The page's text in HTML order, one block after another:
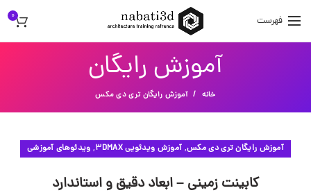
فهرست 0
آموزش رایگان
خانه آموزش رایگان تری دی مکس
آموزش رایگان تری دی مکس, آموزش ویدئویی 3DMAX , ویدئوهای آموزشی
کابینت زمینی – ابعاد دقیق و استاندارد